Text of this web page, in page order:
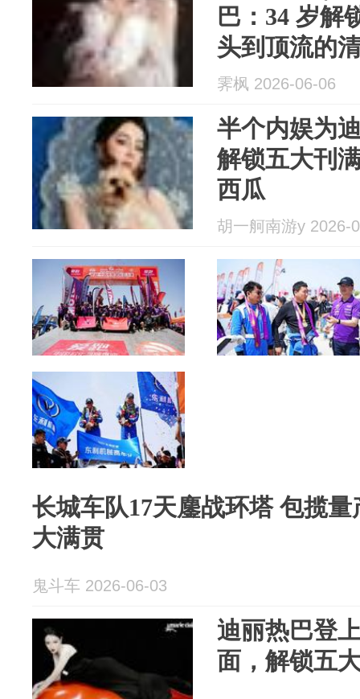
巴：34 岁解
头到顶流的
霁枫 2026-06-06
半个内娱为
解锁五大刊
西瓜
胡一舸南游y 2026-
长城车队17天鏖战环塔 包揽
大满贯
鬼斗车 2026-06-03
迪丽热巴登
面，解锁五